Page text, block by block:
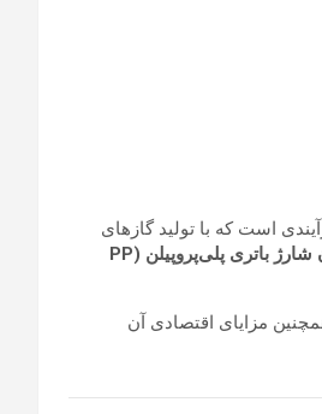
است که با تولید گازهای
وان شارژ باتری پلی‌پروپیلن (PP
مزایای اقتصادی آن